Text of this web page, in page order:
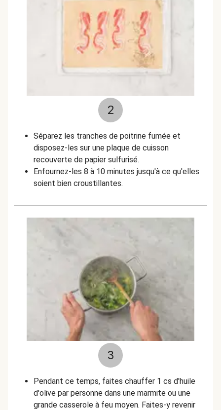
2
Séparez les tranches de poitrine fumée et
disposez-les sur une plaque de cuisson
recouverte de papier sulfurisé.
Enfournez-les 8 à 10 minutes jusqu'à ce qu'elles
soient bien croustillantes.
3
Pendant ce temps, faites chauffer 1 cs d'huile
d'olive par personne dans une marmite ou une
grande casserole à feu moyen. Faites-y revenir